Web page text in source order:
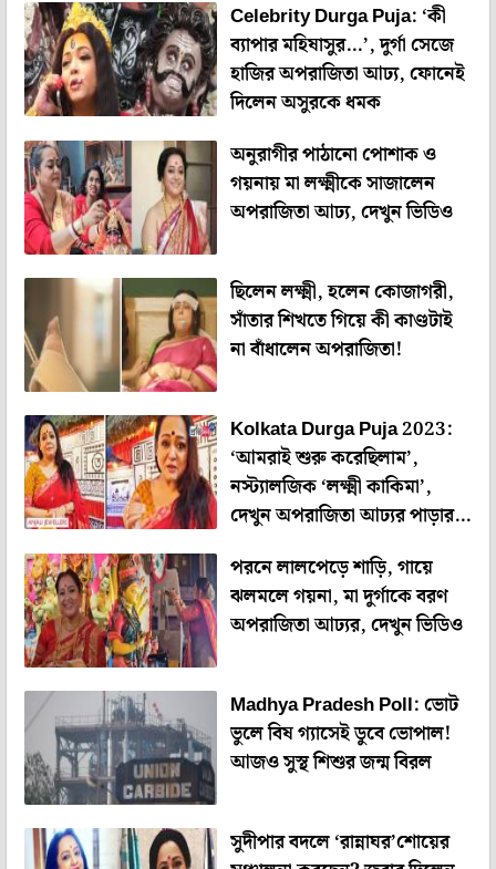
Celebrity Durga Puja: ‘কী
ব্যাপার মহিষাসুর…’, দুর্গা সেজে
হাজির অপরাজিতা আঢ্য, ফোনেই
দিলেন অসুরকে ধমক
অনুরাগীর পাঠানো পোশাক ও
গয়নায় মা লক্ষ্মীকে সাজালেন
অপরাজিতা আঢ্য, দেখুন ভিডিও
ছিলেন লক্ষ্মী, হলেন কোজাগরী,
সাঁতার শিখতে গিয়ে কী কাণ্ডটাই
না বাঁধালেন অপরাজিতা!
Kolkata Durga Puja 2023:
‘আমরাই শুরু করেছিলাম’,
নস্ট্যালজিক ‘লক্ষ্মী কাকিমা’,
দেখুন অপরাজিতা আঢ্যর পাড়ার
পরনে লালপেড়ে শাড়ি, গায়ে
ঝলমলে গয়না, মা দুর্গাকে বরণ
অপরাজিতা আঢ্যর, দেখুন ভিডিও
Madhya Pradesh Poll: ভোট
ভুলে বিষ গ্যাসেই ডুবে ভোপাল!
আজও সুস্থ শিশুর জন্ম বিরল
সুদীপার বদলে ‘রান্নাঘর’শোয়ের